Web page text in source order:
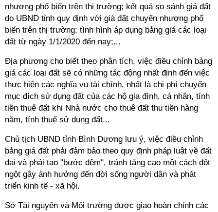
nhượng phổ biến trên thị trường; kết quả so sánh giá đất
do UBND tỉnh quy định với giá đất chuyển nhượng phổ
biến trên thị trường; tình hình áp dụng bảng giá các loại
đất từ ngày 1/1/2020 đến nay;...
Địa phương cho biết theo phân tích, việc điều chỉnh bảng
giá các loại đất sẽ có những tác động nhất định đến việc
th​ực hiện các nghĩa vụ tài chính, nhất là chi phí chuyển
mục đích sử dụng đất của các hộ gia đình, cá nhân, tính
tiền thuê đất khi Nhà nước cho thuê đất thu tiền hàng
năm, tính thuế sử dụng đất...
Chủ tịch UBND tỉnh Bình Dương lưu ý, việc điều chỉnh
bảng giá đất phải đảm bảo theo quy định pháp luật về đất
đai và phải tạo "bước đệm", tránh tăng cao một cách đột
ngột gây ảnh hưởng đến đời sống người dân và phát
triển kinh tế - xã hội.
Sở Tài nguyên và Môi trường được giao hoàn chỉnh các